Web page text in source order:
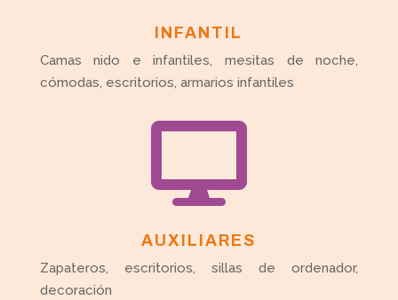
INFANTIL
Camas nido e infantiles, mesitas de noche,
cómodas, escritorios, armarios infantiles

AUXILIARES
Zapateros, escritorios, sillas de ordenador,
decoración